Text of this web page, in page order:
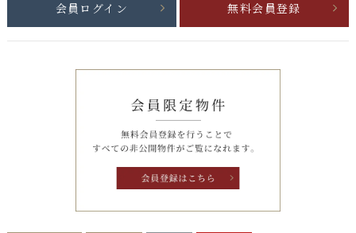
会員ログイン 無料会員登録